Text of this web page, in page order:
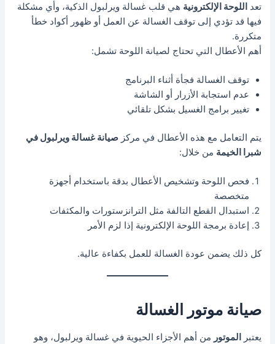
تعد اللوحة الإلكترونية هي قلب غسالة ويرلبول الذكية، وأي مشكلة
فيها قد تؤدي إلى توقف الغسالة عن العمل أو ظهور أكواد خطأ
متكررة.
أهم الأعطال التي تحتاج لصيانة اللوحة تشمل:
توقف الغسالة فجأة أثناء البرنامج
عدم استجابة الأزرار أو الشاشة
تغيير برامج الغسيل بشكل تلقائي
يتم التعامل مع هذه الأعطال في مركزصيانة غسالة ويرلبول في
شبرا الخيمة من خلال:
فحص اللوحة وتشخيص الأعطال بدقة باستخدام أجهزة
متخصصة
استبدال القطع التالفة مثل الترانزستورات والمكثفات
إعادة برمجة اللوحة الإلكترونية إذا لزم الأمر
كل ذلك يضمن عودة الغسالة للعمل بكفاءة عالية.
صيانة موتور الغسالة
يعتبر الموتور من أهم الأجزاء الحيوية في غسالة ويرلبول، وهو